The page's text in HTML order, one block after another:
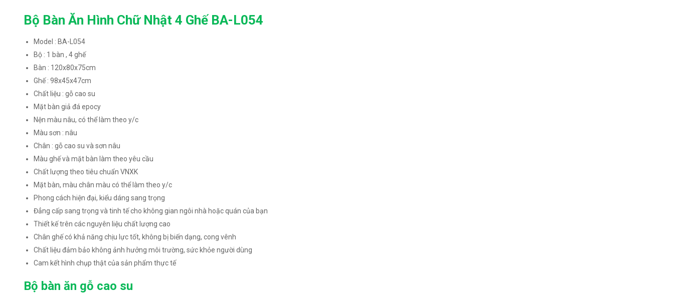
Bộ Bàn Ăn Hình Chữ Nhật 4 Ghế BA-L054
Model : BA-L054
Bộ : 1 bàn , 4 ghế
Bàn : 120x80x75cm
Ghế : 98x45x47cm
Chất liệu : gỗ cao su
Mặt bàn giả đá epocy
Nện màu nâu, có thể làm theo y/c
Màu sơn : nâu
Chân : gỗ cao su và sơn nâu
Màu ghế và mặt bàn làm theo yêu cầu
Chất lượng theo tiêu chuẩn VNXK
Mặt bàn, màu chân màu có thể làm theo y/c
Phong cách hiện đại, kiểu dáng sang trọng
Đẳng cấp sang trọng và tinh tế cho không gian ngôi nhà hoặc quán của bạn
Thiết kế trên các nguyên liệu chất lượng cao
Chân ghế có khả năng chịu lực tốt, không bị biến dạng, cong vênh
Chất liệu đảm bảo không ảnh hưởng môi trường, sức khỏe người dùng
Cam kết hình chụp thật của sản phẩm thực tế
Bộ bàn ăn gỗ cao su